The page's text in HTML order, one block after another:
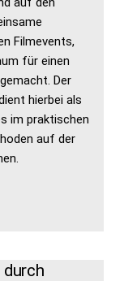
Filmevents,
für einen
Der
hierbei als
im praktischen
auf der
durch